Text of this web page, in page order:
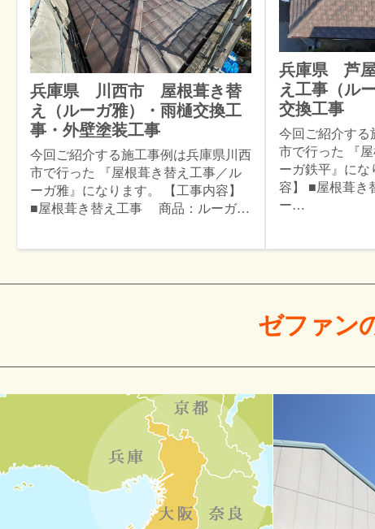
兵庫県 川西市 屋根葺き替
え（ルーガ雅）・雨樋交換工
事・外壁塗装工事
今回ご紹介する施工事例は兵庫県川西
市で行った 『屋根葺き替え工事／ル
ーガ雅』になります。 【工事内容】
■屋根葺き替え工事 商品：ルーガ…
兵庫県 芦
え工事（ル
交換工事
今回ご紹介する
市で行った 『
ーガ鉄平』にな
容】 ■屋根葺
ー…
ゼファン